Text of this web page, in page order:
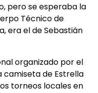
pero se esperaba la
Técnico de
era el de Sebastián
organizado por el
camiseta de Estrella
torneos locales en